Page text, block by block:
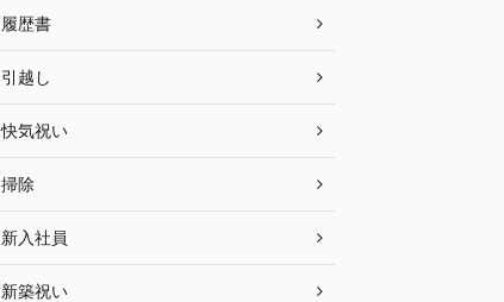
履歴書
引越し
快気祝い
掃除
新入社員
新築祝い